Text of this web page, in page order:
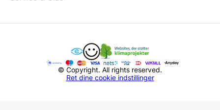
© Copyright. All rights reserved.
Ret dine cookie indstillinger